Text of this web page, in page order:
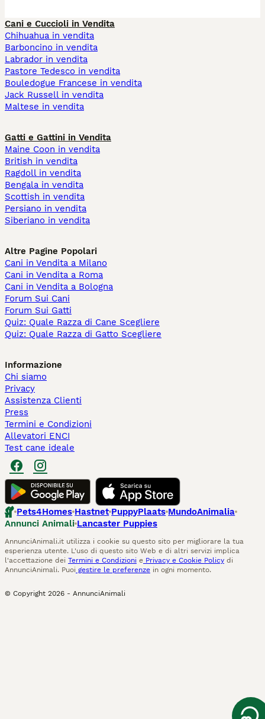
Cani e Cuccioli in Vendita
Chihuahua in vendita
Barboncino in vendita
Labrador in vendita
Pastore Tedesco in vendita
Bouledogue Francese in vendita
Jack Russell in vendita
Maltese in vendita
Gatti e Gattini in Vendita
Maine Coon in vendita
British in vendita
Ragdoll in vendita
Bengala in vendita
Scottish in vendita
Persiano in vendita
Siberiano in vendita
Altre Pagine Popolari
Cani in Vendita a Milano
Cani in Vendita a Roma
Cani in Vendita a Bologna
Forum Sui Cani
Forum Sui Gatti
Quiz: Quale Razza di Cane Scegliere
Quiz: Quale Razza di Gatto Scegliere
Informazione
Chi siamo
Privacy
Assistenza Clienti
Press
Termini e Condizioni
Allevatori ENCI
Test cane ideale
Pets4Homes Hastnet PuppyPlaats MundoAnimalia
Annunci Animali Lancaster Puppies
AnnunciAnimali.it utilizza i cookie su questo sito per migliorare la tua
esperienza utente. L'uso di questo sito Web e di altri servizi implica
l'accettazione dei Termini e Condizioni e Privacy e Cookie Policy di
AnnunciAnimali. Puoi gestire le preferenze in ogni momento.
© Copyright 2026 - AnnunciAnimali